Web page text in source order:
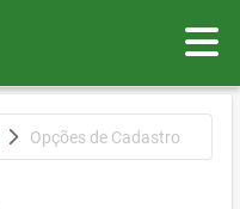
Opções de Cadastro